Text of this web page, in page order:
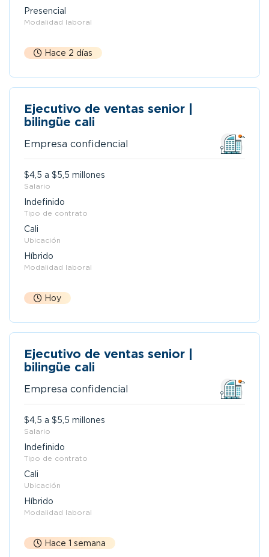
Presencial
Modalidad laboral
Hace 2 días
Ejecutivo de ventas senior |
bilingüe cali
Empresa confidencial
$4,5 a $5,5 millones
Salario
Indefinido
Tipo de contrato
Cali
Ubicación
Híbrido
Modalidad laboral
Hoy
Ejecutivo de ventas senior |
bilingüe cali
Empresa confidencial
$4,5 a $5,5 millones
Salario
Indefinido
Tipo de contrato
Cali
Ubicación
Híbrido
Modalidad laboral
Hace 1 semana